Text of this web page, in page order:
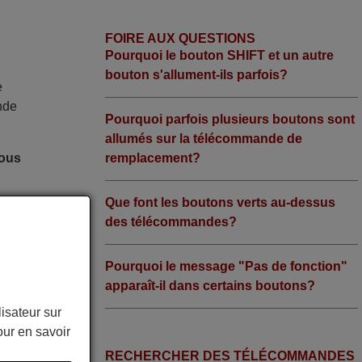
sur les
FOIRE AUX QUESTIONS
Pourquoi le bouton SHIFT et un autre
bouton s'allument-ils parfois?
Pourquoi parfois plusieurs boutons sont
allumés sur la télécommande de
remplacement?
Que font les boutons verts au-dessus
des télécommandes?
Pourquoi le message "Pas de fonction"
apparaît-il dans certains boutons?
RECHERCHER DES TÉLÉCOMMANDES
sur
en savoir